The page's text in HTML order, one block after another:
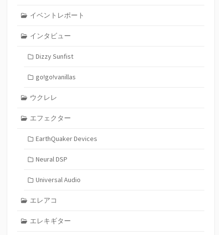
イベントレポート
インタビュー
Dizzy Sunfist
go!go!vanillas
ウクレレ
エフェクター
EarthQuaker Devices
Neural DSP
Universal Audio
エレアコ
エレキギター